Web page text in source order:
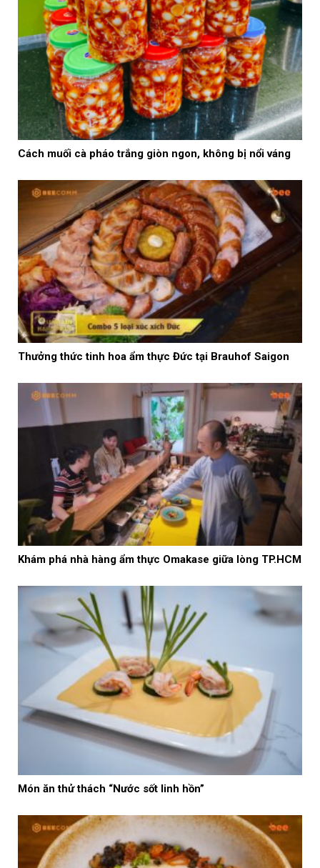
Cách muối cà pháo trắng giòn ngon, không bị nổi váng
Thưởng thức tinh hoa ẩm thực Đức tại Brauhof Saigon
Khám phá nhà hàng ẩm thực Omakase giữa lòng TP.HCM
Món ăn thử thách “Nước sốt linh hồn”